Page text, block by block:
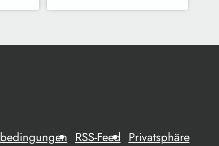
RSS-Feed Privatsphäre